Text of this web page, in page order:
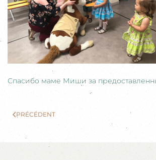
Спасибо маме Миши за
PRÉCÉDENT